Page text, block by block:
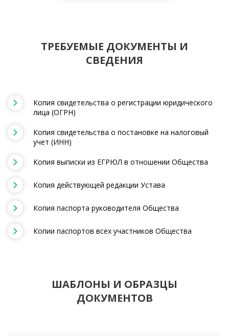
ТРЕБУЕМЫЕ ДОКУМЕНТЫ И
СВЕДЕНИЯ
Копия свидетельства о регистрации юридического
лица (ОГРН)
Копия свидетельства о постановке на налоговый
учет (ИНН)
Копия выписки из ЕГРЮЛ в отношении Общества
Копия действующей редакции Устава
Копия паспорта руководителя Общества
Копии паспортов всех участников Общества
ШАБЛОНЫ И ОБРАЗЦЫ
ДОКУМЕНТОВ